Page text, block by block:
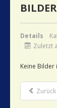
Details
Zuletzt
Keine Bilder
Zurück